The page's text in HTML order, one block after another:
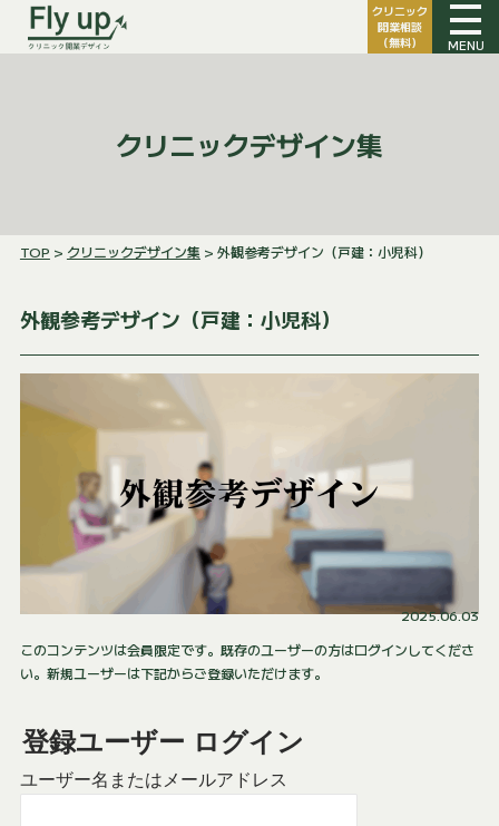
クリニック
開業相談
（無料）
MENU
クリニックデザイン集
TOP > クリニックデザイン集 > 外観参考デザイン（戸建：小児科）
外観参考デザイン（戸建：小児科）
2025.06.03
このコンテンツは会員限定です。既存のユーザーの方はログインしてくださ
い。新規ユーザーは下記からご登録いただけます。
登録ユーザー ログイン
ユーザー名またはメールアドレス